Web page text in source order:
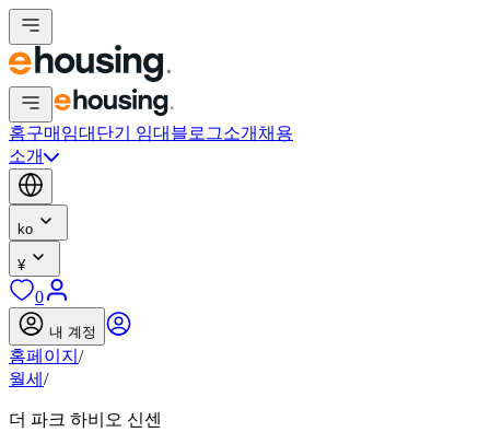
홈구매 임대 단기 임대 블로그소개 채용
소개
ko
¥
0
내 계정
홈페이지 /
월세 /
더 파크 하비오 신센